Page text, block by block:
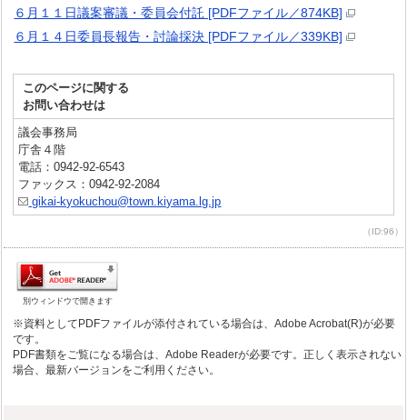
６月１１日議案審議・委員会付託 [PDFファイル／874KB]
６月１４日委員長報告・討論採決 [PDFファイル／339KB]
このページに関する
お問い合わせは
議会事務局
庁舎４階
電話：0942-92-6543
ファックス：0942-92-2084
gikai-kyokuchou@town.kiyama.lg.jp
（ID:96）
別ウィンドウで開きます
※資料としてPDFファイルが添付されている場合は、Adobe Acrobat(R)が必要
です。
PDF書類をご覧になる場合は、Adobe Readerが必要です。正しく表示されない
場合、最新バージョンをご利用ください。